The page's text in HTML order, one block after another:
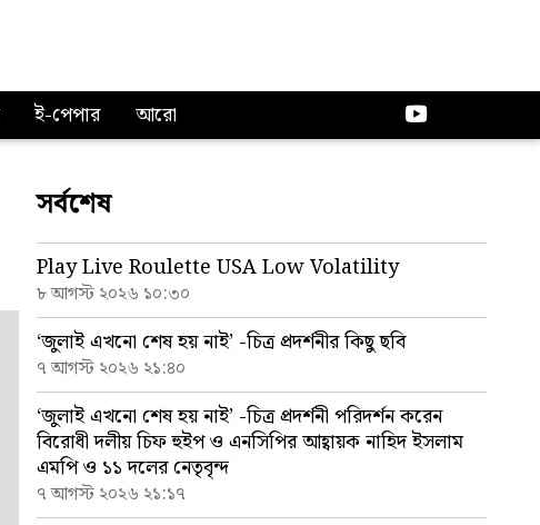
ই-পেপার আরো
সর্বশেষ
Play Live Roulette USA Low Volatility
৮ আগস্ট ২০২৬ ১০:৩০
‘জুলাই এখনো শেষ হয় নাই’ -চিত্র প্রদর্শনীর কিছু ছবি
৭ আগস্ট ২০২৬ ২১:৪০
‘জুলাই এখনো শেষ হয় নাই’ -চিত্র প্রদর্শনী পরিদর্শন করেন
বিরোধী দলীয় চিফ হুইপ ও এনসিপির আহ্বায়ক নাহিদ ইসলাম
এমপি ও ১১ দলের নেতৃবৃন্দ
৭ আগস্ট ২০২৬ ২১:১৭